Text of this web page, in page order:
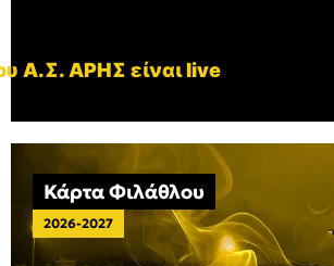
Α.Σ. ΑΡΗΣ είναι live
Κάρτα Φιλάθλου
2026-2027